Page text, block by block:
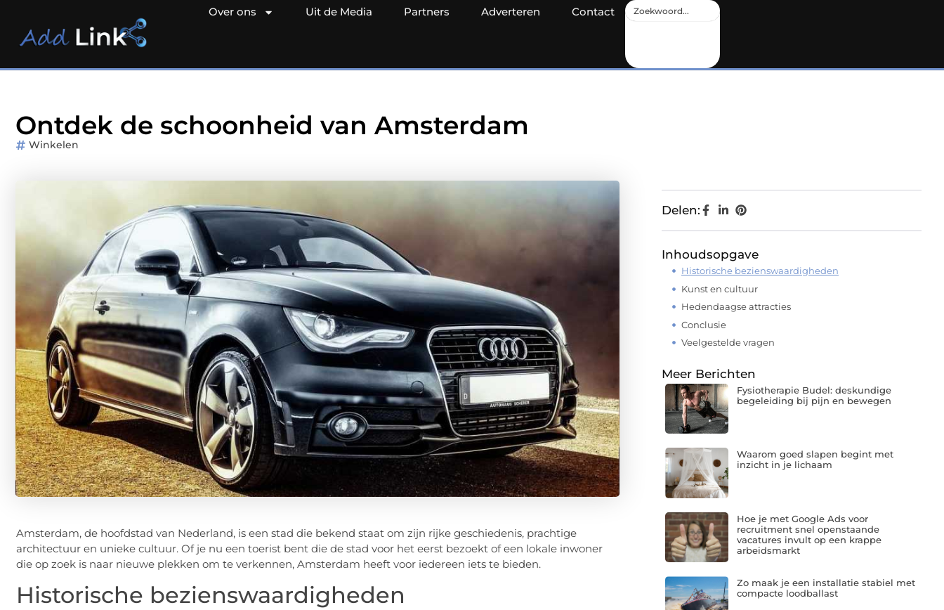
Over ons Uit de Media Partners Adverteren Contact
Ontdek de schoonheid van Amsterdam
Winkelen
Amsterdam, de hoofdstad van Nederland, is een stad die bekend staat om zijn rijke geschiedenis, prachtige
architectuur en unieke cultuur. Of je nu een toerist bent die de stad voor het eerst bezoekt of een lokale inwoner
die op zoek is naar nieuwe plekken om te verkennen, Amsterdam heeft voor iedereen iets te bieden.
Historische bezienswaardigheden
Delen:
Inhoudsopgave
Historische bezienswaardigheden
Kunst en cultuur
Hedendaagse attracties
Conclusie
Veelgestelde vragen
Meer Berichten
Fysiotherapie Budel: deskundige
begeleiding bij pijn en bewegen
Waarom goed slapen begint met
inzicht in je lichaam
Hoe je met Google Ads voor
recruitment snel openstaande
vacatures invult op een krappe
arbeidsmarkt
Zo maak je een installatie stabiel met
compacte loodballast